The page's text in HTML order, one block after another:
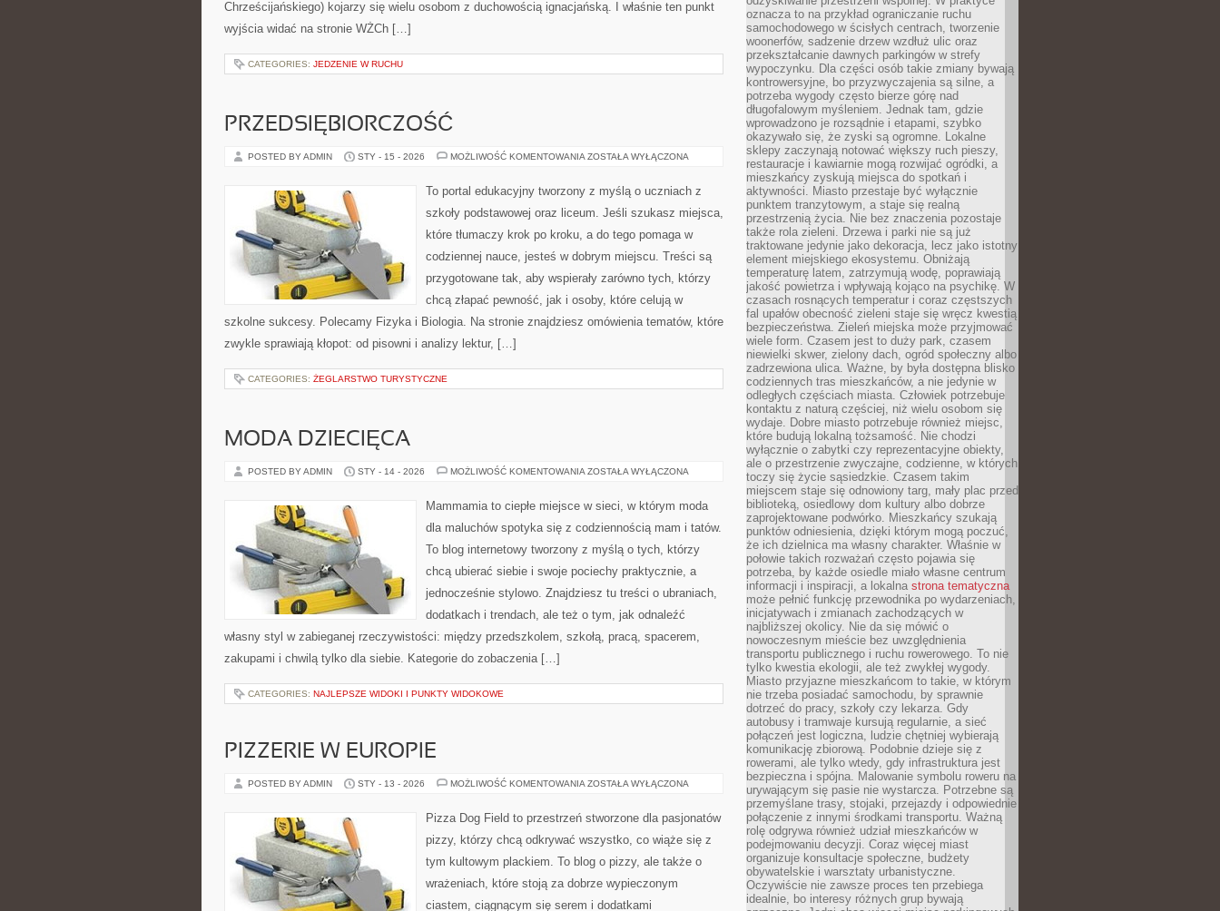
Chrześcijańskiego) kojarzy się wielu osobom z duchowością ignacjańską. I właśnie ten punkt
wyjścia widać na stronie WŻCh […]
CATEGORIES: JEDZENIE W RUCHU
PRZEDSIĘBIORCZOŚĆ
POSTED BY ADMIN STY - 15 - 2026 MOŻLIWOŚĆ KOMENTOWANIA PRZEDSIĘBIORCZOŚĆ
ZOSTAŁA WYŁĄCZONA
To portal edukacyjny tworzony z myślą o uczniach z
szkoły podstawowej oraz liceum. Jeśli szukasz miejsca,
które tłumaczy krok po kroku, a do tego pomaga w
codziennej nauce, jesteś w dobrym miejscu. Treści są
przygotowane tak, aby wspierały zarówno tych, którzy
chcą złapać pewność, jak i osoby, które celują w
szkolne sukcesy. Polecamy Fizyka i Biologia. Na stronie znajdziesz omówienia tematów, które
zwykle sprawiają kłopot: od pisowni i analizy lektur, […]
CATEGORIES: ŻEGLARSTWO TURYSTYCZNE
MODA DZIECIĘCA
POSTED BY ADMIN STY - 14 - 2026 MOŻLIWOŚĆ KOMENTOWANIA MODA
ZOSTAŁA WYŁĄCZONA
Mammamia to ciepłe miejsce w sieci, w którym moda
dla maluchów spotyka się z codziennością mam i tatów.
To blog internetowy tworzony z myślą o tych, którzy
chcą ubierać siebie i swoje pociechy praktycznie, a
jednocześnie stylowo. Znajdziesz tu treści o ubraniach,
dodatkach i trendach, ale też o tym, jak odnaleźć
własny styl w zabieganej rzeczywistości: między przedszkolem, szkołą, pracą, spacerem,
zakupami i chwilą tylko dla siebie. Kategorie do zobaczenia […]
CATEGORIES: NAJLEPSZE WIDOKI I PUNKTY WIDOKOWE
PIZZERIE W EUROPIE
POSTED BY ADMIN STY - 13 - 2026 MOŻLIWOŚĆ KOMENTOWANIA PIZZERIE
ZOSTAŁA WYŁĄCZONA
Pizza Dog Field to przestrzeń stworzone dla pasjonatów
pizzy, którzy chcą odkrywać wszystko, co wiąże się z
tym kultowym plackiem. To blog o pizzy, ale także o
wrażeniach, które stoją za dobrze wypieczonym
ciastem, ciągnącym się serem i dodatkami
oznacza to na przykład ograniczanie ruchu
samochodowego w ścisłych centrach, tworzenie
woonerfów, sadzenie drzew wzdłuż ulic oraz
przekształcanie dawnych parkingów w strefy
wypoczynku. Dla części osób takie zmiany bywają
kontrowersyjne, bo przyzwyczajenia są silne, a
potrzeba wygody często bierze górę nad
długofalowym myśleniem. Jednak tam, gdzie
wprowadzono je rozsądnie i etapami, szybko
okazywało się, że zyski są ogromne. Lokalne
sklepy zaczynają notować większy ruch pieszy,
restauracje i kawiarnie mogą rozwijać ogródki, a
mieszkańcy zyskują miejsca do spotkań i
aktywności. Miasto przestaje być wyłącznie
punktem tranzytowym, a staje się realną
przestrzenią życia. Nie bez znaczenia pozostaje
także rola zieleni. Drzewa i parki nie są już
traktowane jedynie jako dekoracja, lecz jako istotny
element miejskiego ekosystemu. Obniżają
temperaturę latem, zatrzymują wodę, poprawiają
jakość powietrza i wpływają kojąco na psychikę. W
czasach rosnących temperatur i coraz częstszych
fal upałów obecność zieleni staje się wręcz kwestią
bezpieczeństwa. Zieleń miejska może przyjmować
wiele form. Czasem jest to duży park, czasem
niewielki skwer, zielony dach, ogród społeczny albo
zadrzewiona ulica. Ważne, by była dostępna blisko
codziennych tras mieszkańców, a nie jedynie w
odległych częściach miasta. Człowiek potrzebuje
kontaktu z naturą częściej, niż wielu osobom się
wydaje. Dobre miasto potrzebuje również miejsc,
które budują lokalną tożsamość. Nie chodzi
wyłącznie o zabytki czy reprezentacyjne obiekty,
ale o przestrzenie zwyczajne, codzienne, w których
toczy się życie sąsiedzkie. Czasem takim
miejscem staje się odnowiony targ, mały plac przed
biblioteką, osiedlowy dom kultury albo dobrze
zaprojektowane podwórko. Mieszkańcy szukają
punktów odniesienia, dzięki którym mogą poczuć,
że ich dzielnica ma własny charakter. Właśnie w
połowie takich rozważań często pojawia się
potrzeba, by każde osiedle miało własne centrum
informacji i inspiracji, a lokalna strona tematyczna
może pełnić funkcję przewodnika po wydarzeniach,
inicjatywach i zmianach zachodzących w
najbliższej okolicy. Nie da się mówić o
nowoczesnym mieście bez uwzględnienia
transportu publicznego i ruchu rowerowego. To nie
tylko kwestia ekologii, ale też zwykłej wygody.
Miasto przyjazne mieszkańcom to takie, w którym
nie trzeba posiadać samochodu, by sprawnie
dotrzeć do pracy, szkoły czy lekarza. Gdy
autobusy i tramwaje kursują regularnie, a sieć
połączeń jest logiczna, ludzie chętniej wybierają
komunikację zbiorową. Podobnie dzieje się z
rowerami, ale tylko wtedy, gdy infrastruktura jest
bezpieczna i spójna. Malowanie symbolu roweru na
urywającym się pasie nie wystarcza. Potrzebne są
przemyślane trasy, stojaki, przejazdy i odpowiednie
połączenie z innymi środkami transportu. Ważną
rolę odgrywa również udział mieszkańców w
podejmowaniu decyzji. Coraz więcej miast
organizuje konsultacje społeczne, budżety
obywatelskie i warsztaty urbanistyczne.
Oczywiście nie zawsze proces ten przebiega
idealnie, bo interesy różnych grup bywają